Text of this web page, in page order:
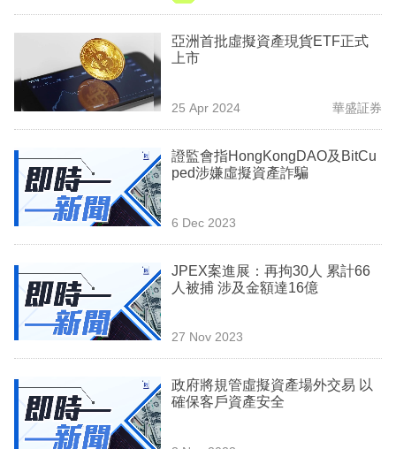
區
亞洲首批虛擬資產現貨ETF正式
上市
25 Apr 2024 華盛証券
證監會指HongKongDAO及BitCu
ped涉嫌虛擬資產詐騙
6 Dec 2023
JPEX案進展：再拘30人 累計66
人被捕 涉及金額達16億
27 Nov 2023
政府將規管虛擬資產場外交易 以
確保客戶資產安全